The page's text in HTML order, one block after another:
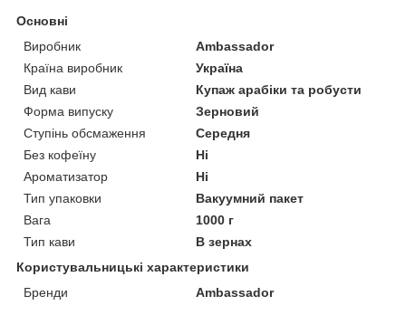
Основні
Виробник
Ambassador
Країна виробник
Україна
Вид кави
Купаж арабіки та робусти
Форма випуску
Зерновий
Ступінь обсмаження
Середня
Без кофеїну
Ні
Ароматизатор
Ні
Тип упаковки
Вакуумний пакет
Вага
1000 г
Тип кави
В зернах
Користувальницькі характеристики
Бренди
Ambassador